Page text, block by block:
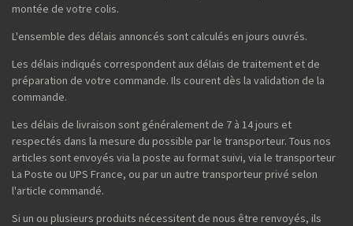
montée de votre colis.
L'ensemble des délais annoncés sont calculés en jours ouvrés.
Les délais indiqués correspondent aux délais de traitement et de
préparation de votre commande. Ils courent dès la validation de la
commande.
Les délais de livraison sont généralement de 7 à 14 jours et
respectés dans la mesure du possible par le transporteur. Tous nos
articles sont envoyés via la poste au format suivi, via le transporteur
La Poste ou UPS France, ou par un autre transporteur privé selon
l'article commandé.
Si un ou plusieurs produits nécessitent de nous être renvoyés, ils